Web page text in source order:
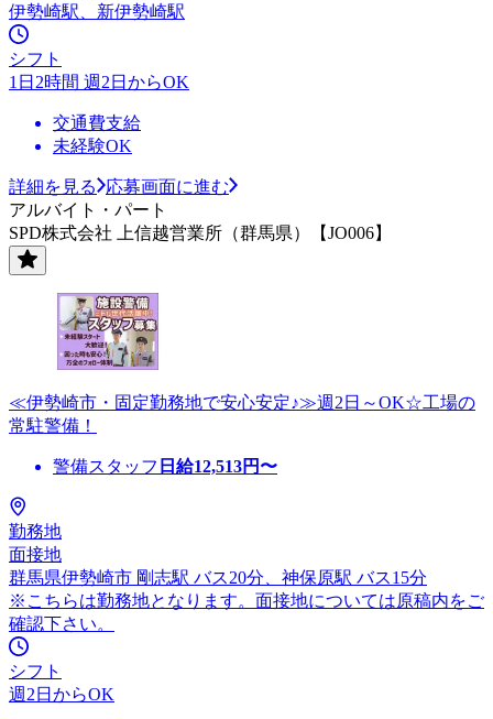
伊勢崎駅、新伊勢崎駅
シフト
1日2時間 週2日からOK
交通費支給
未経験OK
詳細を見る
応募画面に進む
アルバイト・パート
SPD株式会社 上信越営業所（群馬県）【JO006】
≪伊勢崎市・固定勤務地で安心安定♪≫週2日～OK☆工場の
常駐警備！
警備スタッフ 日給12,513円〜
勤務地
面接地
群馬県伊勢崎市 剛志駅 バス20分、神保原駅 バス15分
※こちらは勤務地となります。面接地については原稿内をご
確認下さい。
シフト
週2日からOK